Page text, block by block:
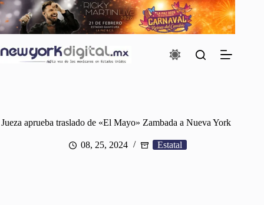
Saltar
al
contenido
Jueza aprueba traslado de «El Mayo» Zambada a Nueva York
08, 25, 2024 Estatal